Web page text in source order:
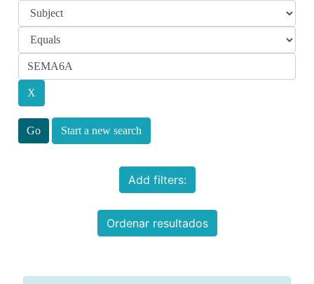
Start a new search
Add filters:
Ordenar resultados